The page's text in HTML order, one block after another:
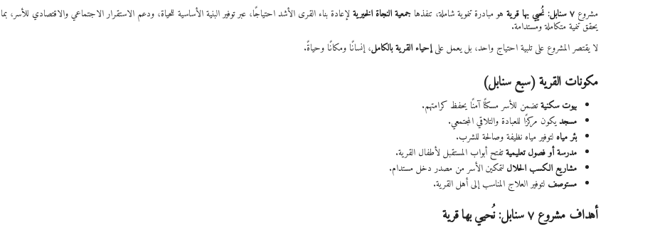
مشروع ٧ سنابل: نُحيي بها قرية هو مبادرة تنموية شاملة، تنفذهاجمعية النجاة الخيريةلإعادة بناء القرى الأشد احتياجًا، عبر توفير البنية الأساسية للحياة، ودعم الاستقرار الاجتماعي والاقتصادي للأسر، بما
يحقق تنمية متكاملة ومستدامة.
لا يقتصر المشروع على تلبية احتياج واحد، بل يعمل علىإحياء القرية بالكامل، إنسانًا ومكانًا وحياةً.
مكونات القرية (سبع سنابل)
بيوت سكنيةتضمن للأسر مسكنًا آمنًا يحفظ كرامتهم.
مسجديكون مركزًا للعبادة والتلاقي المجتمعي.
بئر مياهلتوفير مياه نظيفة وصالحة للشرب.
مدرسة أو فصول تعليميةتفتح أبواب المستقبل لأطفال القرية.
مشاريع الكسب الحلال لتمكين الأسر من مصدر دخل مستدام.
مستوصف لتوفير العلاج المناسب إلى أهل القرية.
أهداف مشروع ٧ سنابل: نُحيي بها قرية